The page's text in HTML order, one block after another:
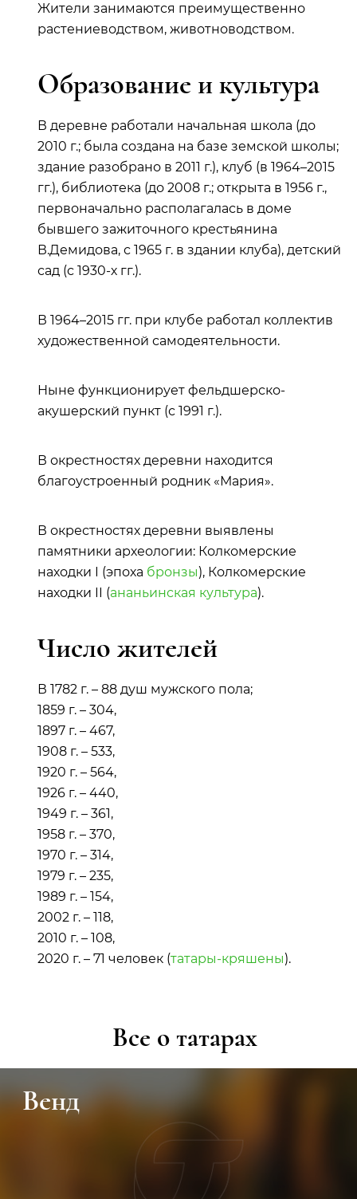
Жители занимаются преимущественно
растениеводством, животноводством.
Образование и культура
В деревне работали начальная школа (до
2010 г.; была создана на базе земской школы;
здание разобрано в 2011 г.), клуб (в 1964–2015
гг.), библиотека (до 2008 г.; открыта в 1956 г.,
первоначально располагалась в доме
бывшего зажиточного крестьянина
В.Демидова, с 1965 г. в здании клуба), детский
сад (с 1930-х гг.).
В 1964–2015 гг. при клубе работал коллектив
художественной самодеятельности.
Ныне функционирует фельдшерско-
акушерский пункт (с 1991 г.).
В окрестностях деревни находится
благоустроенный родник «Мария».
В окрестностях деревни выявлены
памятники археологии: Колкомерские
находки I (эпоха бронзы), Колкомерские
находки II (ананьинская культура).
Число жителей
В 1782 г. – 88 душ мужского пола;
1859 г. – 304,
1897 г. – 467,
1908 г. – 533,
1920 г. – 564,
1926 г. – 440,
1949 г. – 361,
1958 г. – 370,
1970 г. – 314,
1979 г. – 235,
1989 г. – 154,
2002 г. – 118,
2010 г. – 108,
2020 г. – 71 человек (татары-кряшены).
Все о татарах
Венд